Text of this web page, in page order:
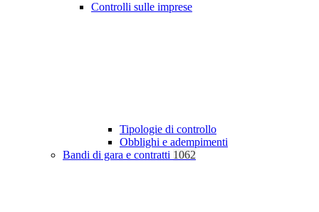
Controlli sulle imprese
Tipologie di controllo
Obblighi e adempimenti
Bandi di gara e contratti 1062